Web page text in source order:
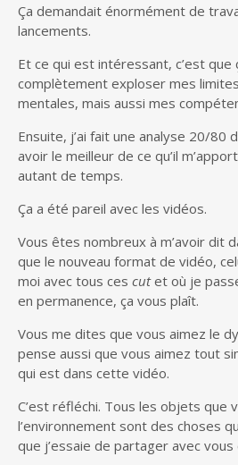
Ça demandait énormément de
lancements.
Et ce qui est intéressant, c’est que
complètement exploser mes
mentales, mais aussi mes
Ensuite, j’ai fait une analyse 20/80
avoir le meilleur de ce qu’il
autant de temps.
Ça a été pareil avec les vidéos.
Vous êtes nombreux à m’avoir dit
que le nouveau format de vidéo,
moi avec tous ces cutet où je
en permanence, ça vous plaît.
Vous me dites que vous aimez le
pense aussi que vous aimez tout
qui est dans cette vidéo.
C’est réfléchi. Tous les objets que
l’environnement sont des choses
que j’essaie de partager avec vous